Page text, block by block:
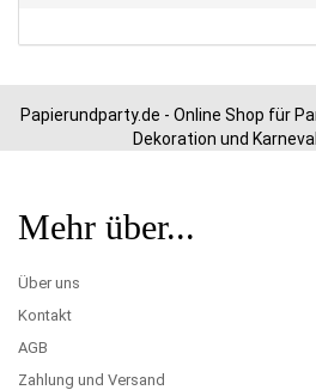
Papierundparty.de - Online Shop für
Dekoration und
Mehr über...
Über uns
Kontakt
AGB
Zahlung und Versand